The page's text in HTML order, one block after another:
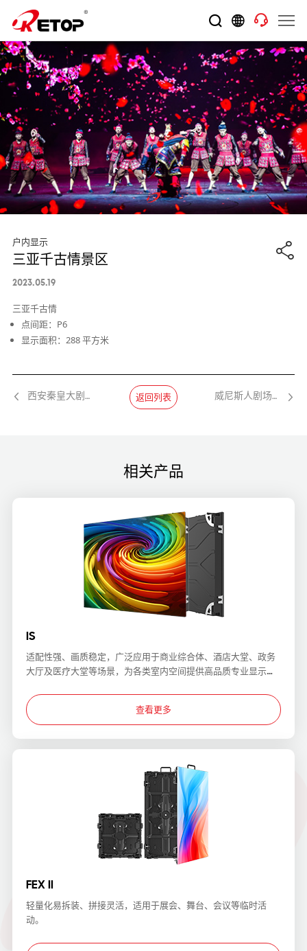
户内显示
三亚千古情景区
2023.05.19
三亚千古情
点间距：P6
显示面积：288 平方米
西安秦皇大剧院 返回列表 威尼斯人剧场项目
相关产品
IS
适配性强、画质稳定，广泛应用于商业综合体、酒店大堂、政务
大厅及医疗大堂等场景，为各类室内空间提供高品质专业显示解
查看更多
FEX II
轻量化易拆装、拼接灵活，适用于展会、舞台、会议等临时活
动。